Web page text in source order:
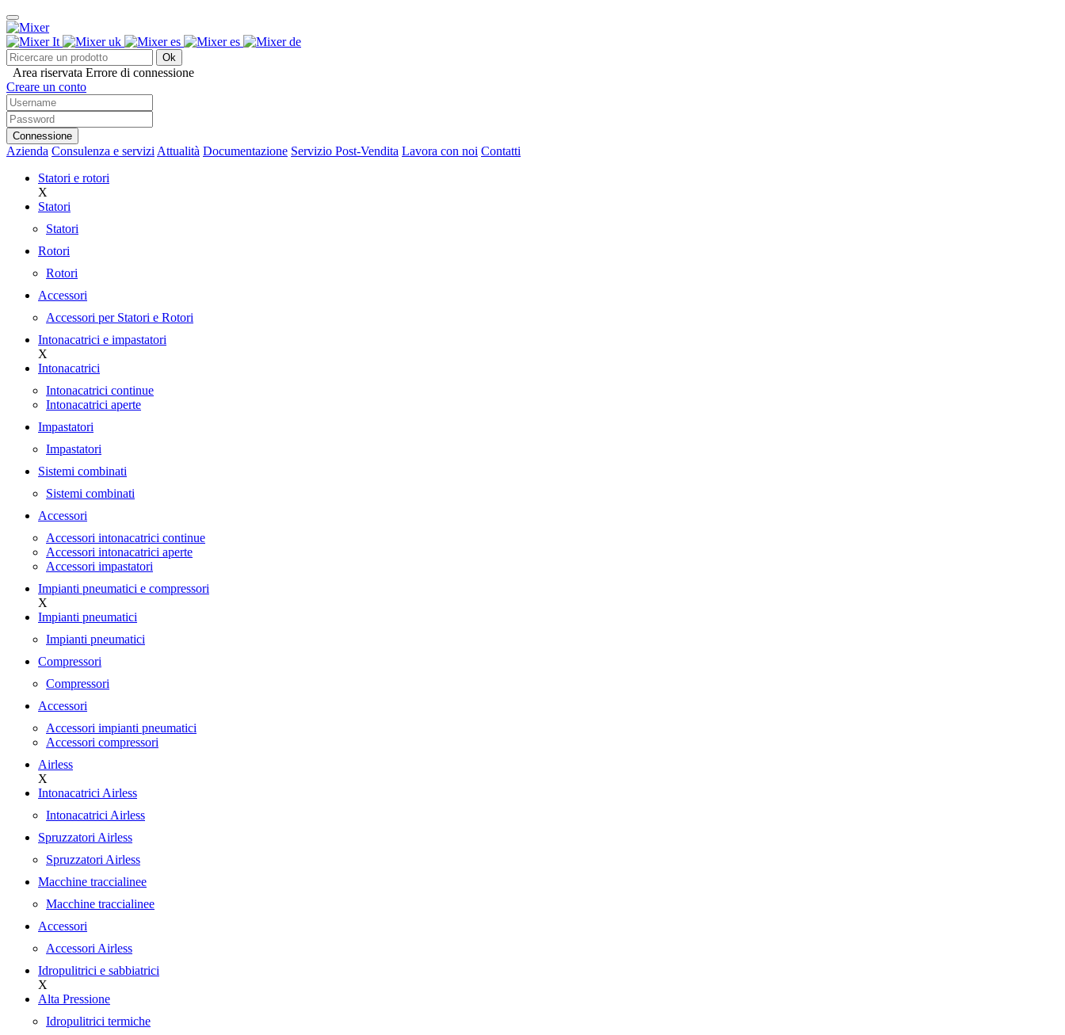
Ok
Area riservata Errore di connessione
Creare un conto
Connessione
Azienda Consulenza e servizi Attualità Documentazione Servizio Post-Vendita Lavora con noi Contatti
Statori e rotori
X
Statori
Statori
Rotori
Rotori
Accessori
Accessori per Statori e Rotori
Intonacatrici e impastatori
X
Intonacatrici
Intonacatrici continue
Intonacatrici aperte
Impastatori
Impastatori
Sistemi combinati
Sistemi combinati
Accessori
Accessori intonacatrici continue
Accessori intonacatrici aperte
Accessori impastatori
Impianti pneumatici e compressori
X
Impianti pneumatici
Impianti pneumatici
Compressori
Compressori
Accessori
Accessori impianti pneumatici
Accessori compressori
Airless
X
Intonacatrici Airless
Intonacatrici Airless
Spruzzatori Airless
Spruzzatori Airless
Macchine traccialinee
Macchine traccialinee
Accessori
Accessori Airless
Idropulitrici e sabbiatrici
X
Alta Pressione
Idropulitrici termiche